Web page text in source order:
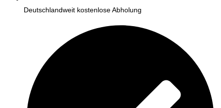
Deutschlandweit kostenlose Abholung